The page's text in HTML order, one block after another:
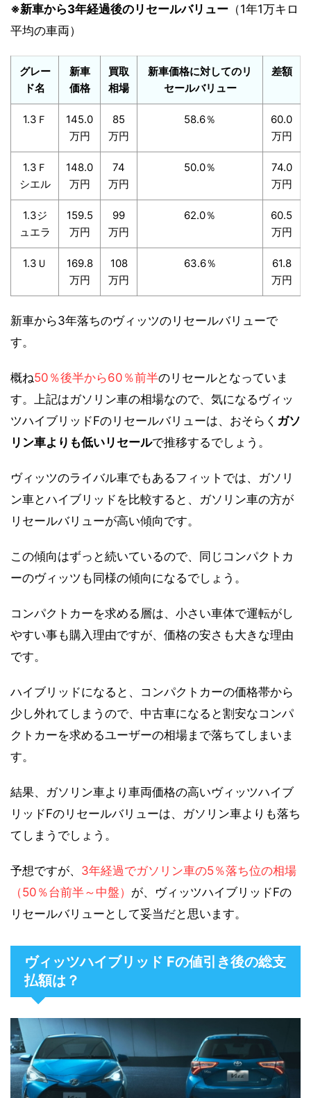
※新車から3年経過後のリセールバリュー （1年1万キロ
平均の車両）
グレー
ド名
新車
価格
買取
相場
新車価格に対してのリ
セールバリュー
差額
1.3Ｆ
145.0
万円
85
万円
58.6％
60.0
万円
1.3Ｆ
シエル
148.0
万円
74
万円
50.0％
74.0
万円
1.3ジ
ュエラ
159.5
万円
99
万円
62.0％
60.5
万円
1.3Ｕ
169.8
万円
108
万円
63.6％
61.8
万円
新車から3年落ちのヴィッツのリセールバリューで
す。
概ね50％後半から60％前半のリセールとなっていま
す。上記はガソリン車の相場なので、気になるヴィッ
ツハイブリッドFのリセールバリューは、おそらく ガソ
リン車よりも低いリセールで推移するでしょう。
ヴィッツのライバル車でもあるフィットでは、ガソリ
ン車とハイブリッドを比較すると、ガソリン車の方が
リセールバリューが高い傾向です。
この傾向はずっと続いているので、同じコンパクトカ
ーのヴィッツも同様の傾向になるでしょう。
コンパクトカーを求める層は、小さい車体で運転がし
やすい事も購入理由ですが、価格の安さも大きな理由
です。
ハイブリッドになると、コンパクトカーの価格帯から
少し外れてしまうので、中古車になると割安なコンパ
クトカーを求めるユーザーの相場まで落ちてしまいま
す。
結果、ガソリン車より車両価格の高いヴィッツハイブ
リッドFのリセールバリューは、ガソリン車よりも落ち
てしまうでしょう。
予想ですが、 3年経過でガソリン車の5％落ち位の相場
（50％台前半～中盤） が、ヴィッツハイブリッドFの
リセールバリューとして妥当だと思います。
ヴィッツハイブリッド Fの値引き後の総支
払額は？